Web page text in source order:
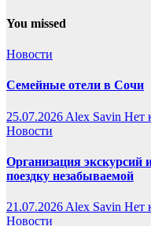
You missed
Новости
Семейные отели в Сочи
25.07.2026 Alex Savin Нет
Новости
Организация экскурсий
поездку незабываемой
21.07.2026 Alex Savin Нет
Новости